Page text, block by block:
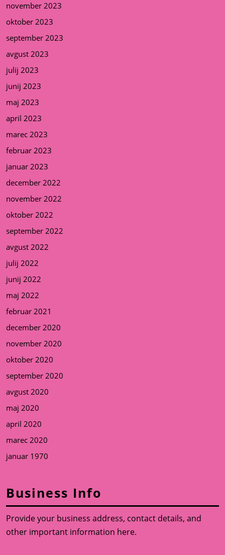
november 2023
oktober 2023
september 2023
avgust 2023
julij 2023
junij 2023
maj 2023
april 2023
marec 2023
februar 2023
januar 2023
december 2022
november 2022
oktober 2022
september 2022
avgust 2022
julij 2022
junij 2022
maj 2022
februar 2021
december 2020
november 2020
oktober 2020
september 2020
avgust 2020
maj 2020
april 2020
marec 2020
januar 1970
Business Info
Provide your business address, contact details, and
other important information here.